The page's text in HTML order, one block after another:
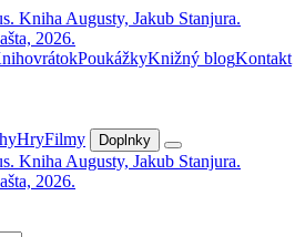
PoukážkyKnižný blogKontakt
HryFilmy Doplnky